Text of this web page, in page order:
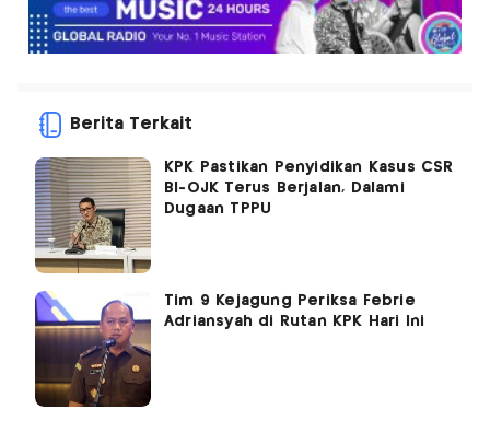
Berita Terkait
KPK Pastikan Penyidikan Kasus CSR
BI-OJK Terus Berjalan, Dalami
Dugaan TPPU
Tim 9 Kejagung Periksa Febrie
Adriansyah di Rutan KPK Hari Ini